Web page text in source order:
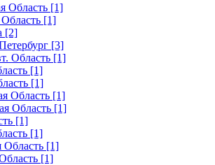
Область [1]
[1]
[2]
[3]
Область [1]
[1]
[1]
Область [1]
Область [1]
[1]
[1]
Область [1]
[1]